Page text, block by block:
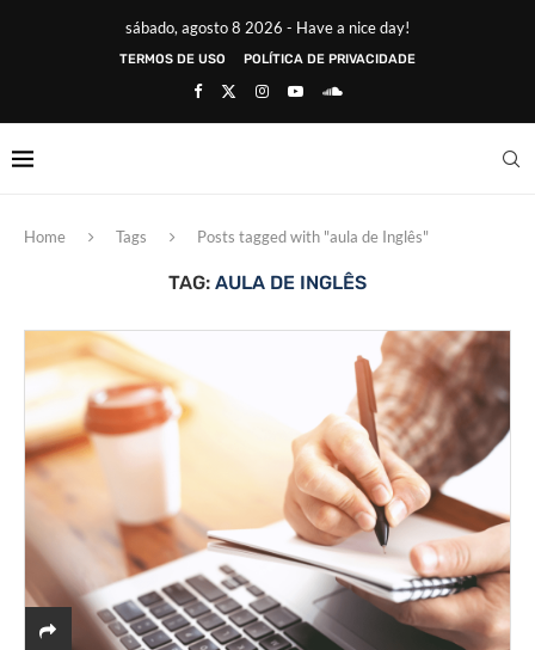
sábado, agosto 8 2026 - Have a nice day!
TERMOS DE USO POLÍTICA DE PRIVACIDADE
Home Tags Posts tagged with "aula de Inglês"
TAG: AULA DE INGLÊS